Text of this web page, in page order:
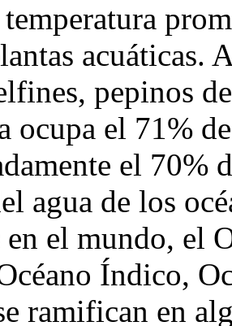
acuáticas.
pepinos
ocupa el 71%
el 70%
agua de los
en el mundo, el
Índico,
ramifican en